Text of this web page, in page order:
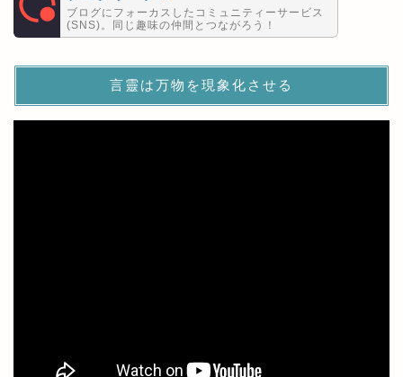
ブログにフォーカスしたコミュニティーサービス
(SNS)。同じ趣味の仲間とつながろう！
言靈は万物を現象化させる